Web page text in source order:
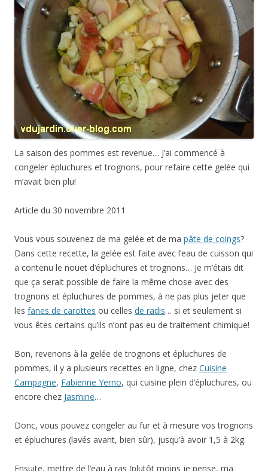
La saison des pommes est revenue… J’ai commencé à
congeler épluchures et trognons, pour refaire cette gelée qui
m’avait bien plu!
Article du 30 novembre 2011
Vous vous souvenez de ma gelée et de ma pâte de coings?
Dans cette recette, la gelée est faite avec l’eau de cuisson qui
a contenu le nouet d’épluchures et trognons… Je m’étais dit
que ça serait possible de faire la même chose avec des
trognons et épluchures de pommes, à ne pas plus jeter que
les fanes de carottes ou celles de radis… si et seulement si
vous êtes certains qu’ils n’ont pas eu de traitement chimique!
Bon, revenons à la gelée de trognons et épluchures de
pommes, il y a plusieurs recettes en ligne, chez Cuisine
Campagne, Fabienne Yerno, qui cuisine plein d’épluchures, ou
encore chez Jasmine…
Donc, vous pouvez congeler au fur et à mesure vos trognons
et épluchures (lavés avant, bien sûr), jusqu’à avoir 1,5 à 2kg.
Ensuite, mettre de l’eau à ras (plutôt moins je pense, ma